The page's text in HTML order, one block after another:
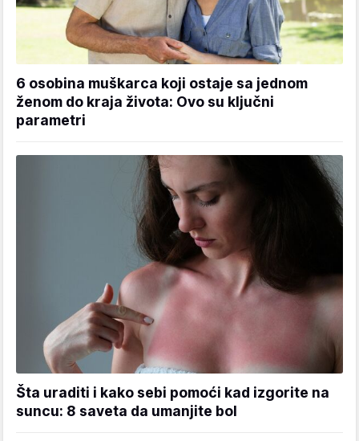
6 osobina muškarca koji ostaje sa jednom
ženom do kraja života: Ovo su ključni
parametri
Šta uraditi i kako sebi pomoći kad izgorite na
suncu: 8 saveta da umanjite bol